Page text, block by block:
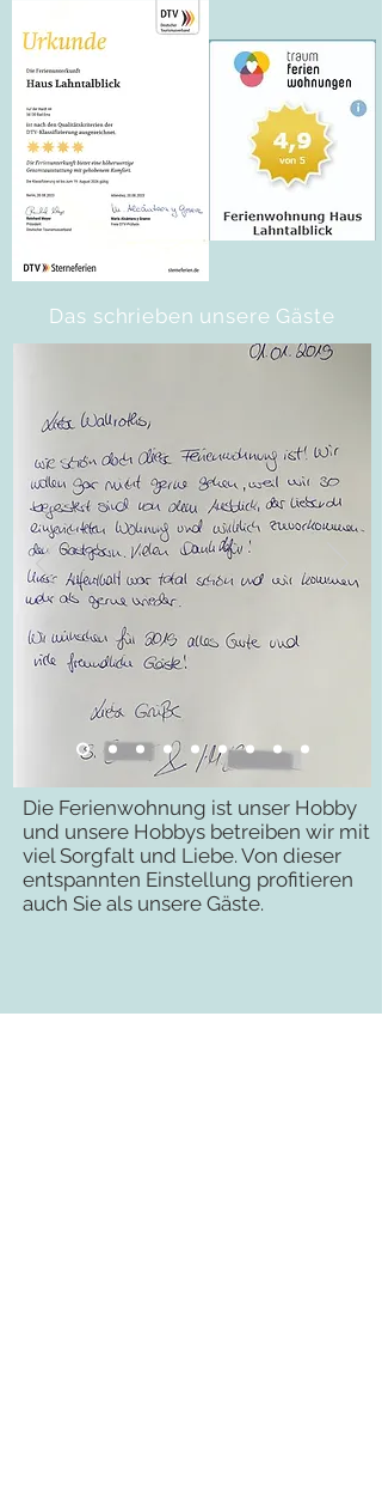
Das schrieben unsere Gäste
Die Ferienwohnung ist unser Hobby
und unsere Hobbys betreiben wir mit
viel Sorgfalt und Liebe. Von dieser
entspannten Einstellung profitieren
auch Sie als unsere Gäste.